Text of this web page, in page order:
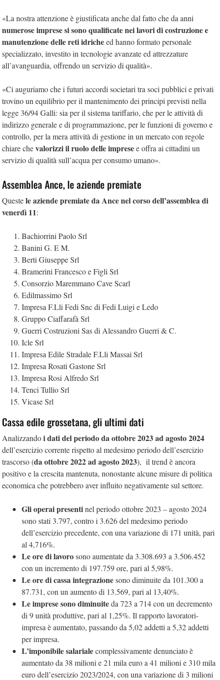
«La nostra attenzione è giustificata anche dal fatto che da anni
numerose imprese si sono qualificate nei lavori di costruzione e
manutenzione delle reti idricheed hanno formato personale
specializzato, investito in tecnologie avanzate ed attrezzature
all’avanguardia, offrendo un servizio di qualità».
«Ci auguriamo che i futuri accordi societari tra soci pubblici e privati
trovino un equilibrio per il mantenimento dei principi previsti nella
legge 36/94 Galli: sia per il sistema tariffario, che per le attività di
indirizzo generale e di programmazione, per le funzioni di governo e
controllo, per la mera attività di gestione in un mercato con regole
chiare chevalorizzi il ruolo delle impresee offra ai cittadini un
servizio di qualità sull’acqua per consumo umano».
Assemblea Ance, le aziende premiate
Questele aziende premiate da Ance nel corso dell’assemblea di
venerdì 11:
Bachiorrini Paolo Srl
Banini G. E M.
Berti Giuseppe Srl
Bramerini Francesco e Figli Srl
Consorzio Maremmano Cave Scarl
Edilmassimo Srl
Impresa F.Lli Fedi Snc di Fedi Luigi e Ledo
Gruppo Ciaffarafà Srl
Guerri Costruzioni Sas di Alessandro Guerri & C.
Icle Srl
Impresa Edile Stradale F.Lli Massai Srl
Impresa Rosati Gastone Srl
Impresa Rosi Alfredo Srl
Tenci Tullio Srl
Vicase Srl
Cassa edile grossetana, gli ultimi dati
Analizzandoi dati del periodo da ottobre 2023 ad agosto 2024
dell’esercizio corrente rispetto al medesimo periodo dell’esercizio
trascorso (da ottobre 2022 ad agosto 2023), il trend è ancora
positivo e la crescita mantenuta, nonostante alcune misure di politica
economica che potrebbero aver influito negativamente sul settore.
Gli operai presentinel periodo ottobre 2023 – agosto 2024
sono stati 3.797, contro i 3.626 del medesimo periodo
dell’esercizio precedente, con una variazione di 171 unità, pari
al 4,716%.
Le ore di lavorosono aumentate da 3.308.693 a 3.506.452
con un incremento di 197.759 ore, pari al 5,98%.
Le ore di cassa integrazionesono diminuite da 101.300 a
87.731, con un aumento di 13.569, pari al 13,40%.
Le imprese sono diminuiteda 723 a 714 con un decremento
di 9 unità produttive, pari al 1,25%. Il rapporto lavoratori-
impresa è aumentato, passando da 5,02 addetti a 5,32 addetti
per impresa.
L’imponibile salarialecomplessivamente denunciato è
aumentato da 38 milioni e 21 mila euro a 41 milioni e 310 mila
euro dell’esercizio 2023/2024, con una variazione di 3 milioni